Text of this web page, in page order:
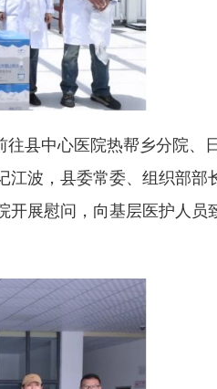
县中心医院热帮乡分院、
波，县委常委、组织部部
展慰问，向基层医护人员